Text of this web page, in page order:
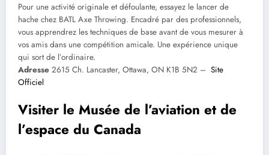
Pour une activité originale et défoulante, essayez le lancer de
hache chez BATL Axe Throwing. Encadré par des professionnels,
vous apprendrez les techniques de base avant de vous mesurer à
vos amis dans une compétition amicale. Une expérience unique
qui sort de l’ordinaire.​
Adresse 2615 Ch. Lancaster, Ottawa, ON K1B 5N2 – Site
Officiel
Visiter le Musée de l’aviation et de
l’espace du Canada